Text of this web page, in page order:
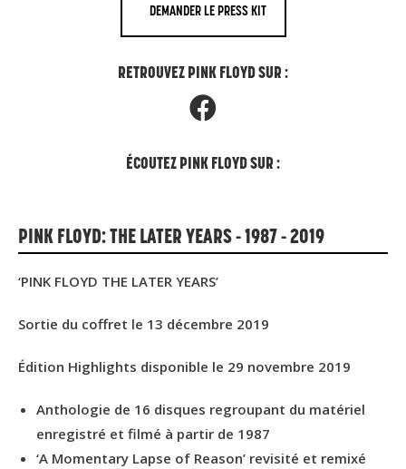
DEMANDER LE PRESS KIT
RETROUVEZ PINK FLOYD SUR :
ÉCOUTEZ PINK FLOYD SUR :
PINK FLOYD: THE LATER YEARS - 1987 - 2019
‘PINK FLOYD THE LATER YEARS’
Sortie du coffret le 13 décembre 2019
Édition Highlights disponible le 29 novembre 2019
Anthologie de 16 disques regroupant du matériel
enregistré et filmé à partir de 1987
‘A Momentary Lapse of Reason’ revisité et remixé